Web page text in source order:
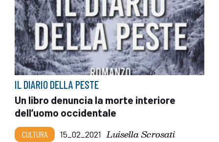
IL DIARIO DELLA PESTE
Un libro denuncia la morte interiore
dell’uomo occidentale
CULTURA 15_02_2021 Luisella Scrosati